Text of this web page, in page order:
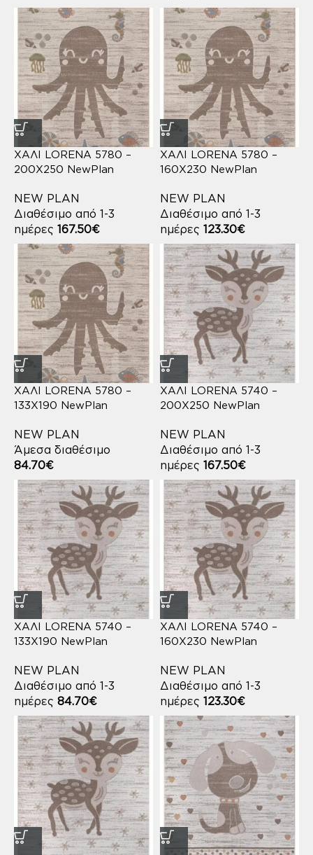
ΧΑΛΙ LORENA 5780 –
200X250 NewPlan
NEW PLAN
Διαθέσιμο από 1-3
ημέρες 167.50€
ΧΑΛΙ LORENA 5780 –
160X230 NewPlan
NEW PLAN
Διαθέσιμο από 1-3
ημέρες 123.30€
ΧΑΛΙ LORENA 5780 –
133X190 NewPlan
NEW PLAN
Άμεσα διαθέσιμο
84.70€
ΧΑΛΙ LORENA 5740 –
200X250 NewPlan
NEW PLAN
Διαθέσιμο από 1-3
ημέρες 167.50€
ΧΑΛΙ LORENA 5740 –
133X190 NewPlan
NEW PLAN
Διαθέσιμο από 1-3
ημέρες 84.70€
ΧΑΛΙ LORENA 5740 –
160X230 NewPlan
NEW PLAN
Διαθέσιμο από 1-3
ημέρες 123.30€